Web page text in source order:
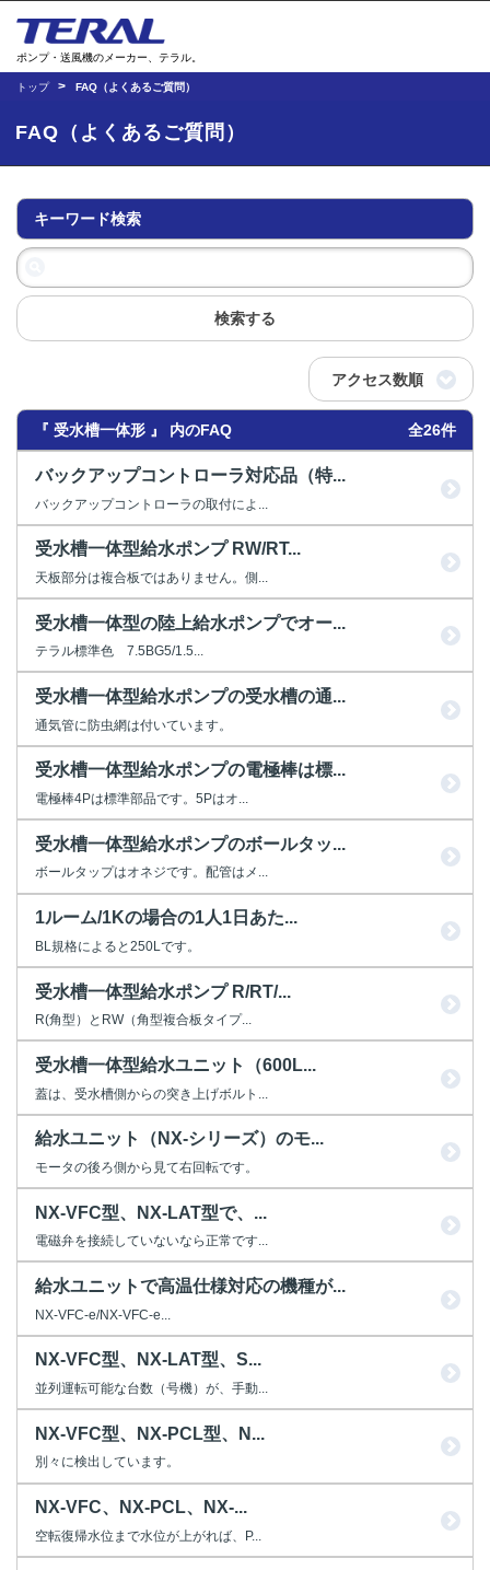
ポンプ・送風機のメーカー、テラル。
トップ FAQ（よくあるご質問）
FAQ（よくあるご質問）
キーワード検索
検索する
アクセス数順
『 受水槽一体形 』 内のFAQ 全26件
バックアップコントローラ対応品（特...
バックアップコントローラの取付によ...
受水槽一体型給水ポンプ RW/RT...
天板部分は複合板ではありません。側...
受水槽一体型の陸上給水ポンプでオー...
テラル標準色 7.5BG5/1.5...
受水槽一体型給水ポンプの受水槽の通...
通気管に防虫網は付いています。
受水槽一体型給水ポンプの電極棒は標...
電極棒4Pは標準部品です。5Pはオ...
受水槽一体型給水ポンプのボールタッ...
ボールタップはオネジです。配管はメ...
1ルーム/1Kの場合の1人1日あた...
BL規格によると250Lです。
受水槽一体型給水ポンプ R/RT/...
R(角型）とRW（角型複合板タイプ...
受水槽一体型給水ユニット（600L...
蓋は、受水槽側からの突き上げボルト...
給水ユニット（NX-シリーズ）のモ...
モータの後ろ側から見て右回転です。
NX-VFC型、NX-LAT型で、...
電磁弁を接続していないなら正常です...
給水ユニットで高温仕様対応の機種が...
NX-VFC-e/NX-VFC-e...
NX-VFC型、NX-LAT型、S...
並列運転可能な台数（号機）が、手動...
NX-VFC型、NX-PCL型、N...
別々に検出しています。
NX-VFC、NX-PCL、NX-...
空転復帰水位まで水位が上がれば、P...